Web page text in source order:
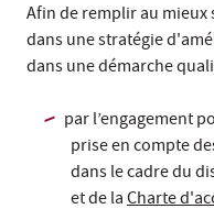
Afin de remplir au mieux
dans une stratégie
dans une démarche
par l’engagement
prise en compte
dans le cadre du
et de laCharte